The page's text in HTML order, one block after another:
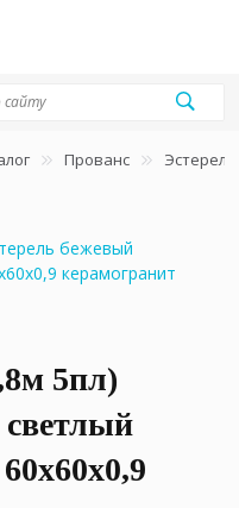
Прованс Эстерель
5пл)